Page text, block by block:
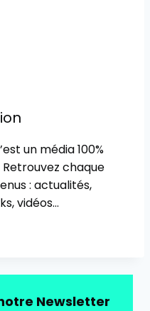
un média 100%
chaque
: actualités,
vidéos…
Newsletter